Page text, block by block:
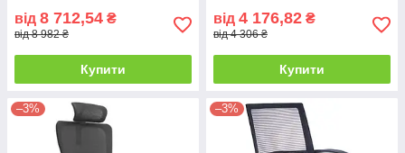
від 8 712,54 ₴
від 8 982 ₴
Купити
від 4 176,82 ₴
від 4 306 ₴
Купити
–3% –3%